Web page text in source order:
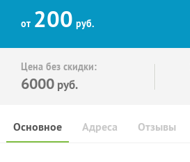
от 200 руб.
Цена без скидки:
6000 руб.
Основное Отзывы
Адреса